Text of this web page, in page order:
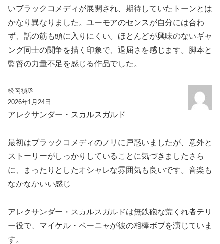
いブラックコメディが展開され、期待していたトーンとは
かなり異なりました。ユーモアのセンスが自分には合わ
ず、話の筋も頭に入りにくい。ほとんどが興味のないギャ
ング同士の闘争を描く印象で、退屈さを感じます。脚本と
監督の力量不足を感じる作品でした。
松岡禎丞
2026年1月24日
アレクサンダー・スカルスガルド
最初はブラックコメディのノリに戸惑いましたが、意外と
ストーリーがしっかりしていることに気づきましたさら
に、まったりとしたオシャレな雰囲気も良いです。音楽も
なかなかいい感じ
アレクサンダー・スカルスガルドは無鉄砲な荒くれ者テリ
ー役で、マイケル・ペーニャが彼の相棒ボブを演じていま
す。